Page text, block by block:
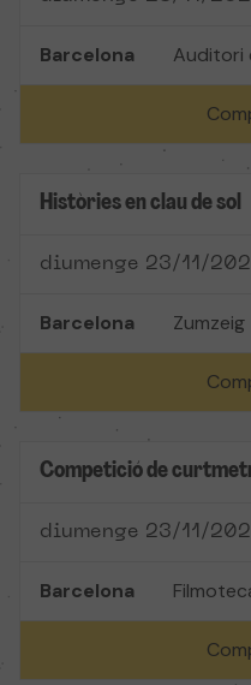
Barcelona Auditori
Històries en clau de sol
diumenge 23/11/
Barcelona Zumzeig
Competició de
diumenge 23/11/
Barcelona